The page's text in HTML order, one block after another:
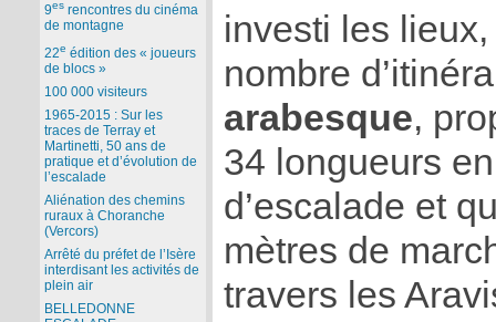
investi les
nombre
arabesque,
34 longueurs
d’escalade et
mètres de
travers les
9esrencontres du cinéma
de montagne
22e édition des « joueurs
de blocs »
100 000 visiteurs
1965-2015 : Sur les
traces de Terray et
Martinetti, 50 ans de
pratique et d’évolution de
l’escalade
Aliénation des chemins
ruraux à Choranche
(Vercors)
Arrêté du préfet de l’Isère
interdisant les activités de
plein air
BELLEDONNE